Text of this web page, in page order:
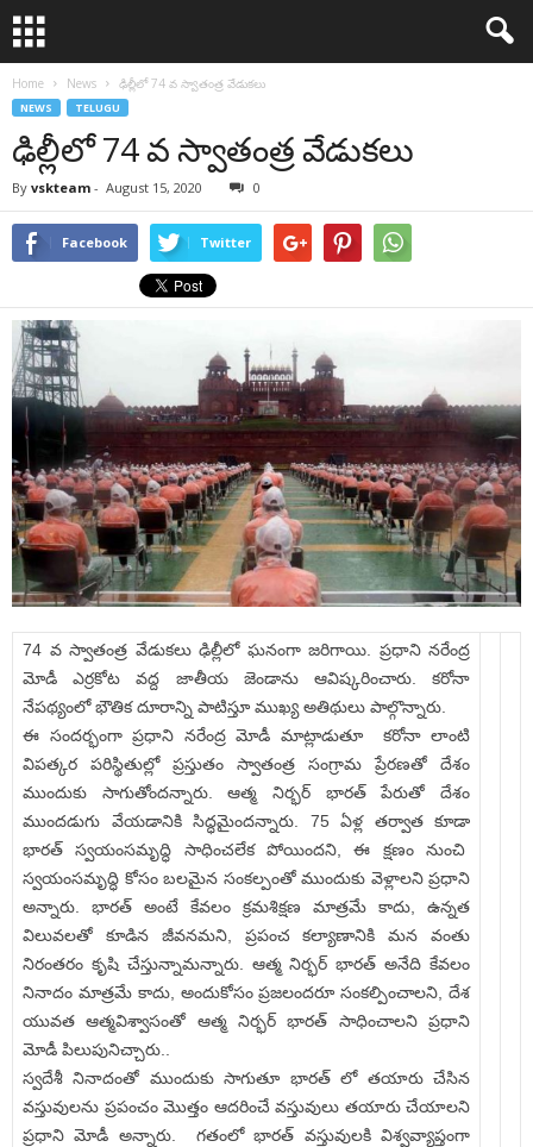
Home News ఢిల్లీలో 74 వ స్వాతంత్ర వేడుకలు
NEWS TELUGU
ఢిల్లీలో 74 వ స్వాతంత్ర వేడుకలు
By vskteam - August 15, 2020 0
Facebook Twitter
74 వ స్వాతంత్ర వేడుకలు ఢిల్లీలో ఘనంగా జరిగాయి. ప్రధాని నరేంద్ర
మోడీ ఎర్రకోట వద్ద జాతీయ జెండాను ఆవిష్కరించారు. కరోనా
నేపథ్యంలో భౌతిక దూరాన్ని పాటిస్తూ ముఖ్య అతిథులు పాల్గొన్నారు.
ఈ సందర్భంగా ప్రధాని నరేంద్ర మోడీ మాట్లాడుతూ కరోనా లాంటి
విపత్కర పరిస్థితుల్లో ప్రస్తుతం స్వాతంత్ర సంగ్రామ ప్రేరణతో దేశం
ముందుకు సాగుతోందన్నారు. ఆత్మ నిర్భర్ భారత్ పేరుతో దేశం
ముందడుగు వేయడానికి సిద్ధమైందన్నారు. 75 ఏళ్ల తర్వాత కూడా
భారత్ స్వయంసమృద్ధి సాధించలేక పోయిందని, ఈ క్షణం నుంచి
స్వయంసమృద్ధి కోసం బలమైన సంకల్పంతో ముందుకు వెళ్లాలని ప్రధాని
అన్నారు. భారత్ అంటే కేవలం క్రమశిక్షణ మాత్రమే కాదు, ఉన్నత
విలువలతో కూడిన జీవనమని, ప్రపంచ కల్యాణానికి మన వంతు
నిరంతరం కృషి చేస్తున్నామన్నారు. ఆత్మ నిర్భర్ భారత్ అనేది కేవలం
నినాదం మాత్రమే కాదు, అందుకోసం ప్రజలందరూ సంకల్పించాలని, దేశ
యువత ఆత్మవిశ్వాసంతో ఆత్మ నిర్భర్ భారత్ సాధించాలని ప్రధాని
మోడీ పిలుపునిచ్చారు..
స్వదేశీ నినాదంతో ముందుకు సాగుతూ భారత్ లో తయారు చేసిన
వస్తువులను ప్రపంచం మొత్తం ఆదరించే వస్తువులు తయారు చేయాలని
ప్రధాని మోడీ అన్నారు. గతంలో భారత్ వస్తువులకి విశ్వవ్యాప్తంగా